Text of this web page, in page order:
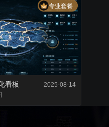
专业套餐
看板
2025-08-14